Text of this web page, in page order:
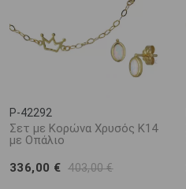
P-42292
Σετ με Κορώνα Χρυσός Κ14
με Οπάλιο
336,00 € 403,00 €